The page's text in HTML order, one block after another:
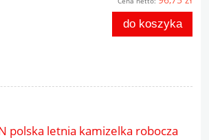
do koszyka
polska letnia kamizelka robocza